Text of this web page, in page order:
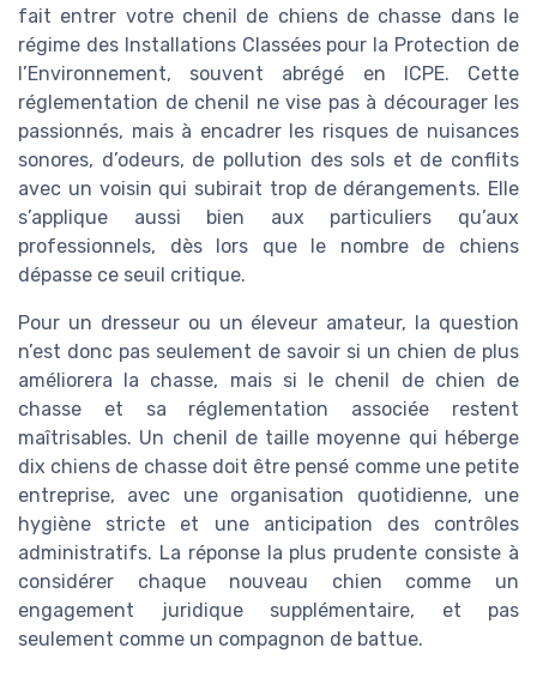
fait entrer votre chenil de chiens de chasse dans le
régime des Installations Classées pour la Protection de
l’Environnement, souvent abrégé en ICPE. Cette
réglementation de chenil ne vise pas à décourager les
passionnés, mais à encadrer les risques de nuisances
sonores, d’odeurs, de pollution des sols et de conflits
avec un voisin qui subirait trop de dérangements. Elle
s’applique aussi bien aux particuliers qu’aux
professionnels, dès lors que le nombre de chiens
dépasse ce seuil critique.
Pour un dresseur ou un éleveur amateur, la question
n’est donc pas seulement de savoir si un chien de plus
améliorera la chasse, mais si le chenil de chien de
chasse et sa réglementation associée restent
maîtrisables. Un chenil de taille moyenne qui héberge
dix chiens de chasse doit être pensé comme une petite
entreprise, avec une organisation quotidienne, une
hygiène stricte et une anticipation des contrôles
administratifs. La réponse la plus prudente consiste à
considérer chaque nouveau chien comme un
engagement juridique supplémentaire, et pas
seulement comme un compagnon de battue.